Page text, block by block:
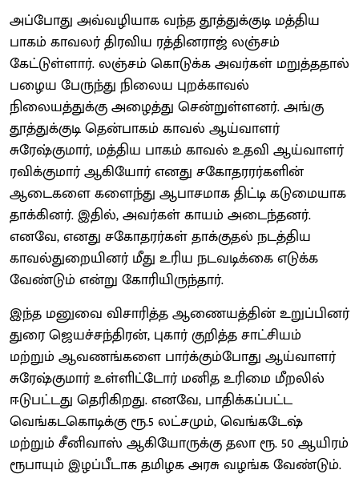
அப்போது அவ்வழியாக வந்த தூத்துக்குடி மத்திய
பாகம் காவலர் திரவிய ரத்தினராஜ் லஞ்சம்
கேட்டுள்ளார். லஞ்சம் கொடுக்க அவர்கள் மறுத்ததால்
பழைய பேருந்து நிலைய புறக்காவல்
நிலையத்துக்கு அழைத்து சென்றுள்ளனர். அங்கு
தூத்துக்குடி தென்பாகம் காவல் ஆய்வாளர்
சுரேஷ்குமார், மத்திய பாகம் காவல் உதவி ஆய்வாளர்
ரவிக்குமார் ஆகியோர் எனது சகோதரரர்களின்
ஆடைகளை களைந்து ஆபாசமாக திட்டி கடுமையாக
தாக்கினர். இதில், அவர்கள் காயம் அடைந்தனர்.
எனவே, எனது சகோதரர்கள் தாக்குதல் நடத்திய
காவல்துறையினர் மீது உரிய நடவடிக்கை எடுக்க
வேண்டும் என்று கோரியிருந்தார்.
இந்த மனுவை விசாரித்த ஆணையத்தின் உறுப்பினர்
துரை ஜெயச்சந்திரன், புகார் குறித்த சாட்சியம்
மற்றும் ஆவணங்களை பார்க்கும்போது ஆய்வாளர்
சுரேஷ்குமார் உள்ளிட்டோர் மனித உரிமை மீறலில்
ஈடுபட்டது தெரிகிறது. எனவே, பாதிக்கப்பட்ட
வெங்கடகொடிக்கு ரூ.5 லட்சமும், வெங்கடேஷ்
மற்றும் சீனிவாஸ் ஆகியோருக்கு தலா ரூ. 50 ஆயிரம்
ரூபாயும் இழப்பீடாக தமிழக அரசு வழங்க வேண்டும்.